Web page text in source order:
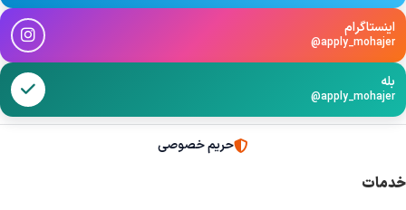
اینستاگرام
@apply_mohajer
بله
@apply_mohajer
حریم خصوصی
خدمات